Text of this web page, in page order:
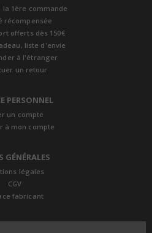
la 1ère commande
récompensée
offerts dès 150€
liste d'envie
à l'étranger
un retour
PERSONNEL
un compte
à mon compte
GÉNÉRALES
légales
CGV
fabricant